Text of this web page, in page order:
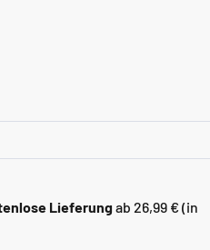
Lieferungab 26,99 € (in